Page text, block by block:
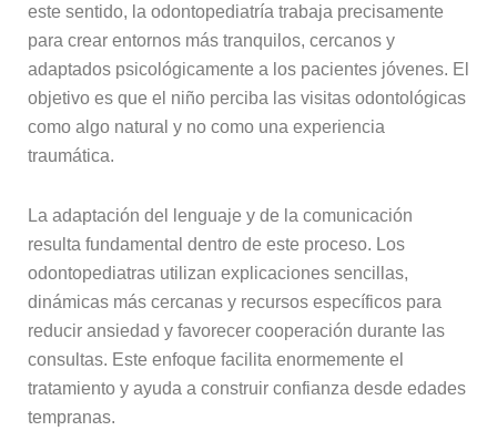
este sentido, la odontopediatría trabaja precisamente
para crear entornos más tranquilos, cercanos y
adaptados psicológicamente a los pacientes jóvenes. El
objetivo es que el niño perciba las visitas odontológicas
como algo natural y no como una experiencia
traumática.
La adaptación del lenguaje y de la comunicación
resulta fundamental dentro de este proceso. Los
odontopediatras utilizan explicaciones sencillas,
dinámicas más cercanas y recursos específicos para
reducir ansiedad y favorecer cooperación durante las
consultas. Este enfoque facilita enormemente el
tratamiento y ayuda a construir confianza desde edades
tempranas.